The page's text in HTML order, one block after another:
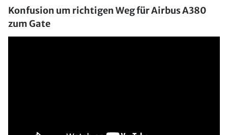
Konfusion um richtigen Weg für Airbus A380
zum Gate